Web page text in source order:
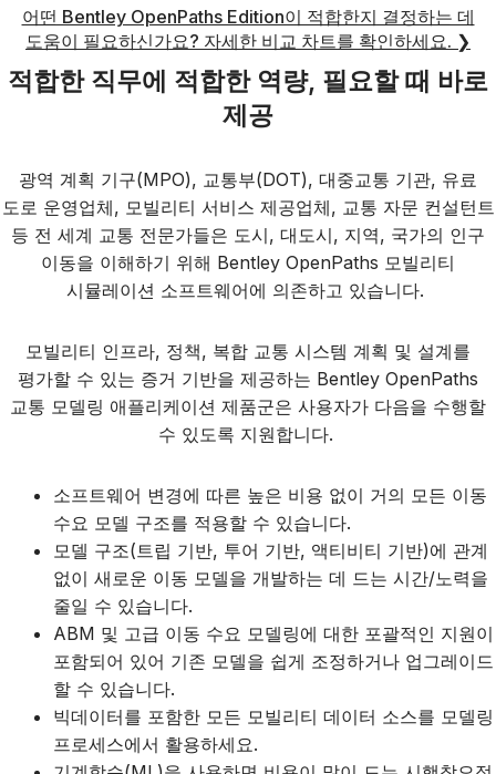
어떤 Bentley OpenPaths Edition이 적합한지 결정하는 데
도움이 필요하신가요? 자세한 비교 차트를 확인하세요. ❯
적합한 직무에 적합한 역량, 필요할 때 바로
제공
광역 계획 기구(MPO), 교통부(DOT), 대중교통 기관, 유료
도로 운영업체, 모빌리티 서비스 제공업체, 교통 자문 컨설턴트
등 전 세계 교통 전문가들은 도시, 대도시, 지역, 국가의 인구
이동을 이해하기 위해 Bentley OpenPaths 모빌리티
시뮬레이션 소프트웨어에 의존하고 있습니다.
모빌리티 인프라, 정책, 복합 교통 시스템 계획 및 설계를
평가할 수 있는 증거 기반을 제공하는 Bentley OpenPaths
교통 모델링 애플리케이션 제품군은 사용자가 다음을 수행할
수 있도록 지원합니다.
소프트웨어 변경에 따른 높은 비용 없이 거의 모든 이동
수요 모델 구조를 적용할 수 있습니다.
모델 구조(트립 기반, 투어 기반, 액티비티 기반)에 관계
없이 새로운 이동 모델을 개발하는 데 드는 시간/노력을
줄일 수 있습니다.
ABM 및 고급 이동 수요 모델링에 대한 포괄적인 지원이
포함되어 있어 기존 모델을 쉽게 조정하거나 업그레이드
할 수 있습니다.
빅데이터를 포함한 모든 모빌리티 데이터 소스를 모델링
프로세스에서 활용하세요.